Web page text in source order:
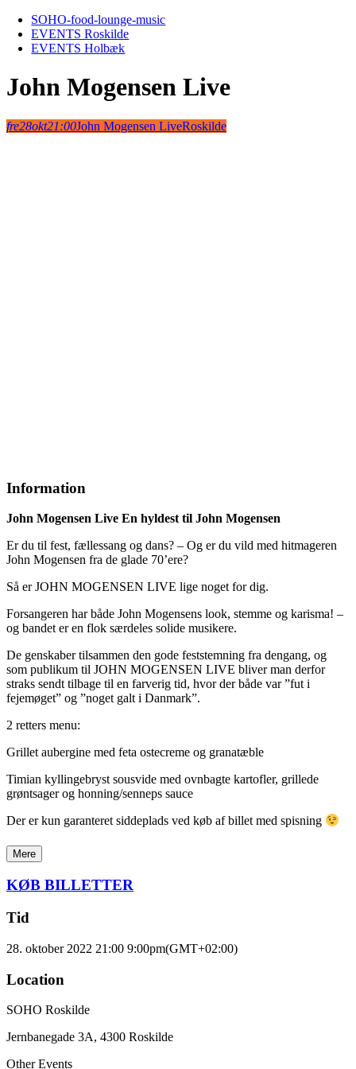
Skip
content
SOHO-food-lounge-music
EVENTS Roskilde
EVENTS Holbæk
John Mogensen Live
fre28okt21:00John Mogensen LiveRoskilde
Information
John Mogensen Live En hyldest til John Mogensen
Er du til fest, fællessang og dans? – Og er du vild med hitmageren
John Mogensen fra de glade 70’ere?
Så er JOHN MOGENSEN LIVE lige noget for dig.
Forsangeren har både John Mogensens look, stemme og karisma! –
og bandet er en flok særdeles solide musikere.
De genskaber tilsammen den gode feststemning fra dengang, og
som publikum til JOHN MOGENSEN LIVE bliver man derfor
straks sendt tilbage til en farverig tid, hvor der både var ”fut i
fejemøget” og ”noget galt i Danmark”.
2 retters menu:
Grillet aubergine med feta ostecreme og granatæble
Timian kyllingebryst sousvide med ovnbagte kartofler, grillede
grøntsager og honning/senneps sauce
Der er kun garanteret siddeplads ved køb af billet med spisning
Mere
KØB BILLETTER
Tid
28. oktober 2022 21:00 9:00pm(GMT+02:00)
Location
SOHO Roskilde
Jernbanegade 3A, 4300 Roskilde
Other Events